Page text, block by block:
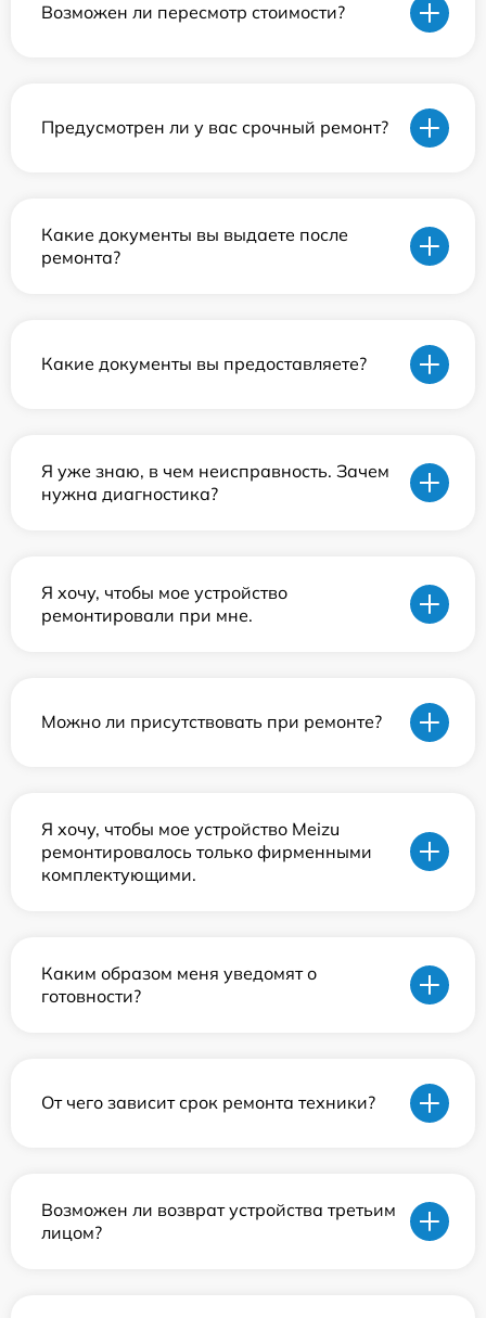
Возможен ли пересмотр стоимости?
Предусмотрен ли у вас срочный ремонт?
Какие документы вы выдаете после
ремонта?
Какие документы вы предоставляете?
Я уже знаю, в чем неисправность. Зачем
нужна диагностика?
Я хочу, чтобы мое устройство
ремонтировали при мне.
Можно ли присутствовать при ремонте?
Я хочу, чтобы мое устройство Meizu
ремонтировалось только фирменными
комплектующими.
Каким образом меня уведомят о
готовности?
От чего зависит срок ремонта техники?
Возможен ли возврат устройства третьим
лицом?